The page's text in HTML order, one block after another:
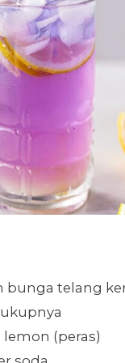
bunga telang
lemon (peras)